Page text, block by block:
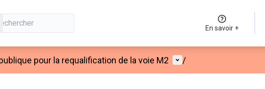
En savoir +
pour la requalification de la voie M2 Menu utilisateur
/